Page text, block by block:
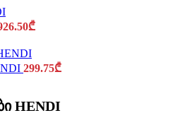
₾
299.75₾
HENDI